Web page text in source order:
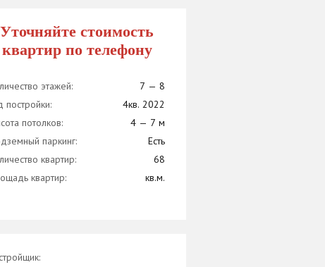
Уточняйте стоимость
квартир по телефону
этажей:
7 — 8
постройки:
4кв. 2022
потолков:
4 — 7 м
паркинг:
Есть
квартир:
68
квартир:
кв.м.